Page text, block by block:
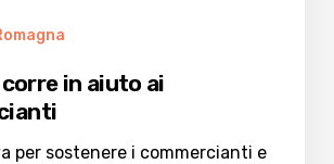
in aiuto ai
per sostenere i commercianti e